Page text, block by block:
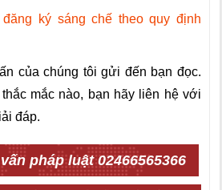
ký sáng chế theo quy định
của chúng tôi gửi đến bạn đọc.
mắc nào, bạn hãy liên hệ với
đáp.
pháp luật 02466565366